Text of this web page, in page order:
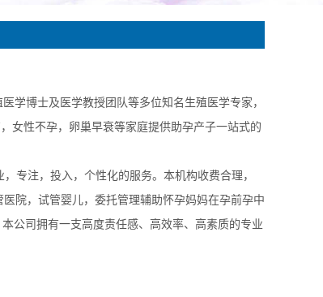
学博士及医学教授团队等多位知名生殖医学专家，
女性不孕，卵巢早衰等家庭提供助孕产子一站式的
注，投入，个性化的服务。本机构收费合理，
院，试管婴儿，委托管理辅助怀孕妈妈在孕前孕中
公司拥有一支高度责任感、高效率、高素质的专业